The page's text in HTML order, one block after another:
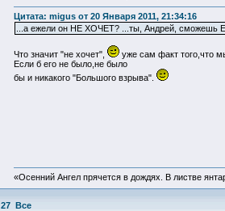
Цитата: migus от 20 Января 2011, 21:34:16
...а ежели он НЕ ХОЧЕТ? ...ты, Андрей, сможешь
Что значит "не хочет",
уже сам факт того,что
Если б его не было,не было
бы и никакого "Большого взрыва".
«Осенний Ангел прячется в дождях. В листве
27 Все